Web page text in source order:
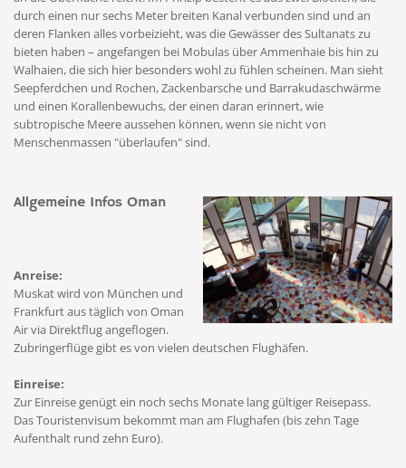
durch einen nur sechs Meter breiten Kanal verbunden sind und an
deren Flanken alles vorbeizieht, was die Gewässer des Sultanats zu
bieten haben – angefangen bei Mobulas über Ammenhaie bis hin zu
Walhaien, die sich hier besonders wohl zu fühlen scheinen. Man sieht
Seepferdchen und Rochen, Zackenbarsche und Barrakudaschwärme
und einen Korallenbewuchs, der einen daran erinnert, wie
subtropische Meere aussehen können, wenn sie nicht von
Menschenmassen "überlaufen" sind.
Allgemeine Infos Oman
Anreise:
Muskat wird von München und
Frankfurt aus täglich von Oman
Air via Direktflug angeflogen.
Zubringerflüge gibt es von vielen deutschen Flughäfen.
Einreise:
Zur Einreise genügt ein noch sechs Monate lang gültiger Reisepass.
Das Touristenvisum bekommt man am Flughafen (bis zehn Tage
Aufenthalt rund zehn Euro).